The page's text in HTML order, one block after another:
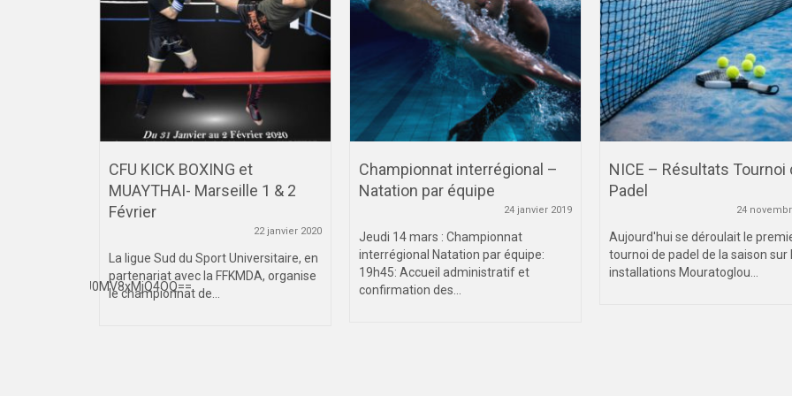
CFU KICK BOXING et
MUAYTHAI- Marseille 1 & 2
Février
22 janvier 2020
La ligue Sud du Sport Universitaire, en
partenariat avec la FFKMDA, organise
le championnat de...
Championnat interrégional –
Natation par équipe
24 janvier 2019
Jeudi 14 mars : Championnat
interrégional Natation par équipe:
19h45: Accueil administratif et
confirmation des...
NICE – Résultats Tournoi
Padel
24
Aujourd'hui se déroulait le
tournoi de padel de la saison sur
installations Mouratoglou...